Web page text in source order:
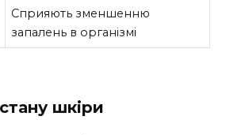
Сприяють зменшенню
запалень в організмі
шкіри